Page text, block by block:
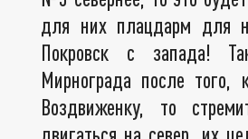
для них плацдарм для
Покровск с запада!
Мирнограда после того,
Воздвиженку, то